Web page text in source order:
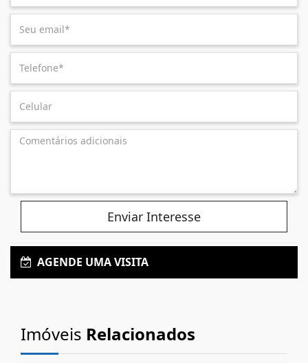
Enviar Interesse
AGENDE UMA VISITA
Imóveis Relacionados